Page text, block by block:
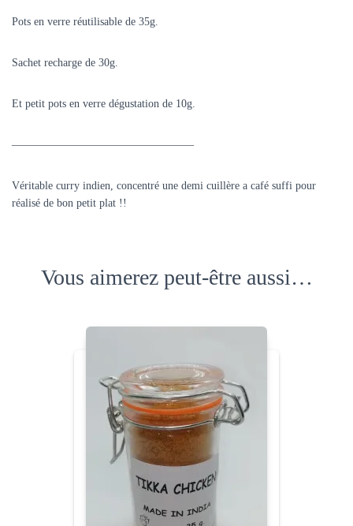
Pots en verre réutilisable de 35g.
Sachet recharge de 30g.
Et petit pots en verre dégustation de 10g.
————————————————–
Véritable curry indien, concentré une demi cuillère a café suffi pour
réalisé de bon petit plat !!
Vous aimerez peut-être aussi…